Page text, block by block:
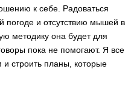
к себе. Радоваться
и отсутствию мышей в
методику она будет для
пока не помогают. Я все
и строить планы, которые